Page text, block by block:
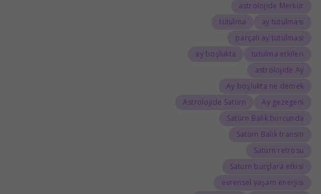
astrolojide Merkür
ay tutulması
tutulma
parçalı ay tutulması
tutulma etkileri
ay boşlukta
astrolojide Ay
Ay boşlukta ne demek
Ay gezegeni
Astrolojide Satürn
Satürn Balık burcunda
Satürn Balık transiti
Satürn retrosu
Satürn burçlara etkisi
evrensel yaşam enerjisi